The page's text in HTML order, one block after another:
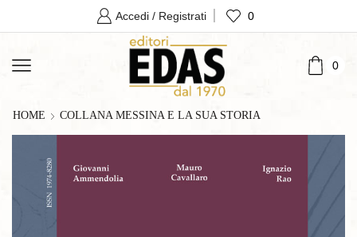
Accedi / Registrati 0
0
HOME COLLANA MESSINA E LA SUA STORIA